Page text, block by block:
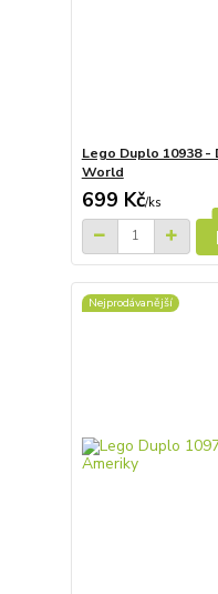
Lego Duplo 10938 -
World
699 Kč/ks
Nejprodávanější